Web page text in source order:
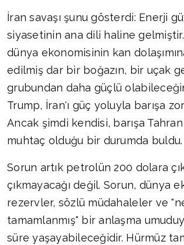
İran savaşı şunu gösterdi: Enerji
siyasetinin ana dili haline
dünya ekonomisinin kan
edilmiş dar bir boğazın, bir uçak
grubundan daha güçlü
Trump, İran'ı güç yoluyla barışa
Ancak şimdi kendisi, barışa
muhtaç olduğu bir durumda buldu.
Sorun artık petrolün 200 dolara
çıkmayacağı değil. Sorun, dünya
rezervler, sözlü müdahaleler ve
tamamlanmış" bir anlaşma
süre yaşayabileceğidir. Hürmüz